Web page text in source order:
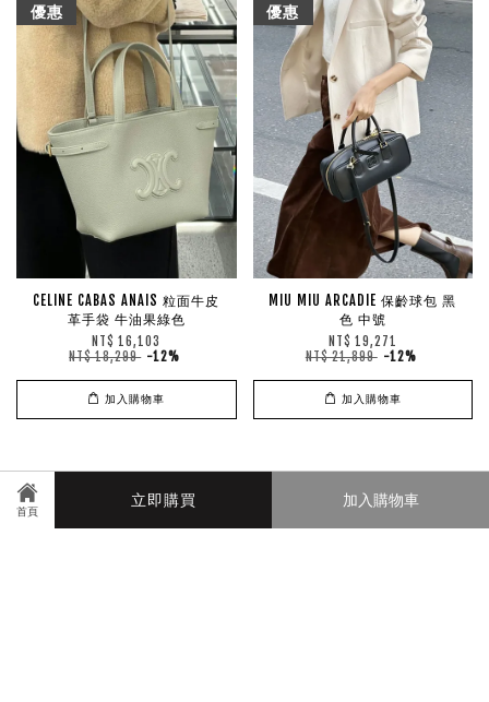
首頁
立即購買 加入購物車
優惠
CELINE CABAS ANAIS 粒面牛皮
革手袋 牛油果綠色
NT$ 16,103
NT$ 18,299 -12%
加入購物車
優惠
MIU MIU ARCADIE 保齡球包 黑
色 中號
NT$ 19,271
NT$ 21,899 -12%
加入購物車
Manmanin